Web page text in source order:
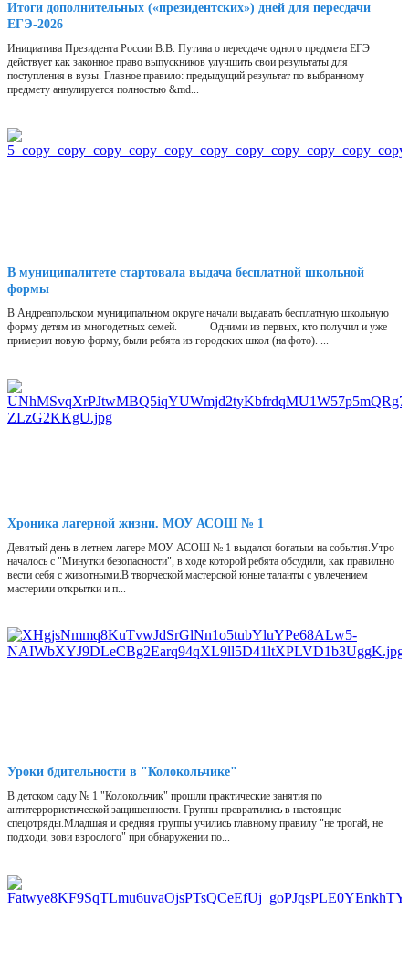
Итоги дополнительных («президентских») дней для пересдачи
ЕГЭ-2026
Инициатива Президента России В.В. Путина о пересдаче одного предмета ЕГЭ
действует как законное право выпускников улучшить свои результаты для
поступления в вузы. Главное правило: предыдущий результат по выбранному
предмету аннулируется полностью &md...
В муниципалитете стартовала выдача бесплатной школьной
формы
В Андреапольском муниципальном округе начали выдавать бесплатную школьную
форму детям из многодетных семей. Одними из первых, кто получил и уже
примерил новую форму, были ребята из городских школ (на фото). ...
Хроника лагерной жизни. МОУ АСОШ № 1
Девятый день в летнем лагере МОУ АСОШ № 1 выдался богатым на события.Утро
началось с "Минутки безопасности", в ходе которой ребята обсудили, как правильно
вести себя с животными.В творческой мастерской юные таланты с увлечением
мастерили открытки и п...
Уроки бдительности в "Колокольчике"
В детском саду № 1 "Колокольчик" прошли практические занятия по
антитеррористической защищенности. Группы превратились в настоящие
спецотряды.Младшая и средняя группы учились главному правилу "не трогай, не
подходи, зови взрослого" при обнаружении по...